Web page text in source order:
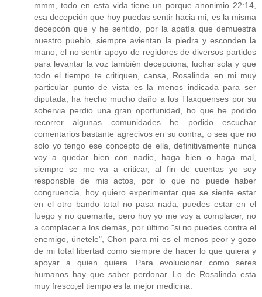
mmm, todo en esta vida tiene un porque anonimio 22:14,
esa decepción que hoy puedas sentir hacia mi, es la misma
decepcón que y he sentido, por la apatía que demuestra
nuestro pueblo, siempre avientan la piedra y esconden la
mano, el no sentir apoyo de regidores de diversos partidos
para levantar la voz también decepciona, luchar sola y que
todo el tiempo te critiquen, cansa, Rosalinda en mi muy
particular punto de vista es la menos indicada para ser
diputada, ha hecho mucho daño a los Tlaxquenses por su
sobervia perdio una gran oportunidad, ho que he podido
recorrer algunas comunidades he podido escuchar
comentarios bastante agrecivos en su contra, o sea que no
solo yo tengo ese concepto de ella, definitivamente nunca
voy a quedar bien con nadie, haga bien o haga mal,
siempre se me va a criticar, al fin de cuentas yo soy
responsble de mis actos, por lo que no puede haber
congruencia, hoy quiero experimentar que se siente estar
en el otro bando total no pasa nada, puedes estar en el
fuego y no quemarte, pero hoy yo me voy a complacer, no
a complacer a los demás, por último "si no puedes contra el
enemigo, únetele", Chon para mi es el menos peor y gozo
de mi total libertad como siempre de hacer lo que quiera y
apoyar a quien quiera. Para evolucionar como seres
humanos hay que saber perdonar. Lo de Rosalinda esta
muy fresco,el tiempo es la mejor medicina.